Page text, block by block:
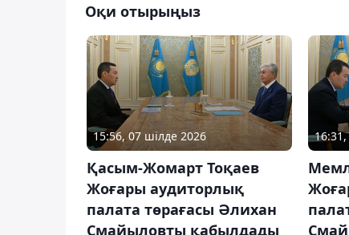
Оқи отырыңыз
15:56, 07 шілде 2026
Қасым-Жомарт Тоқаев
Жоғары аудиторлық
палата төрағасы Әлихан
Смайыловты қабылдады